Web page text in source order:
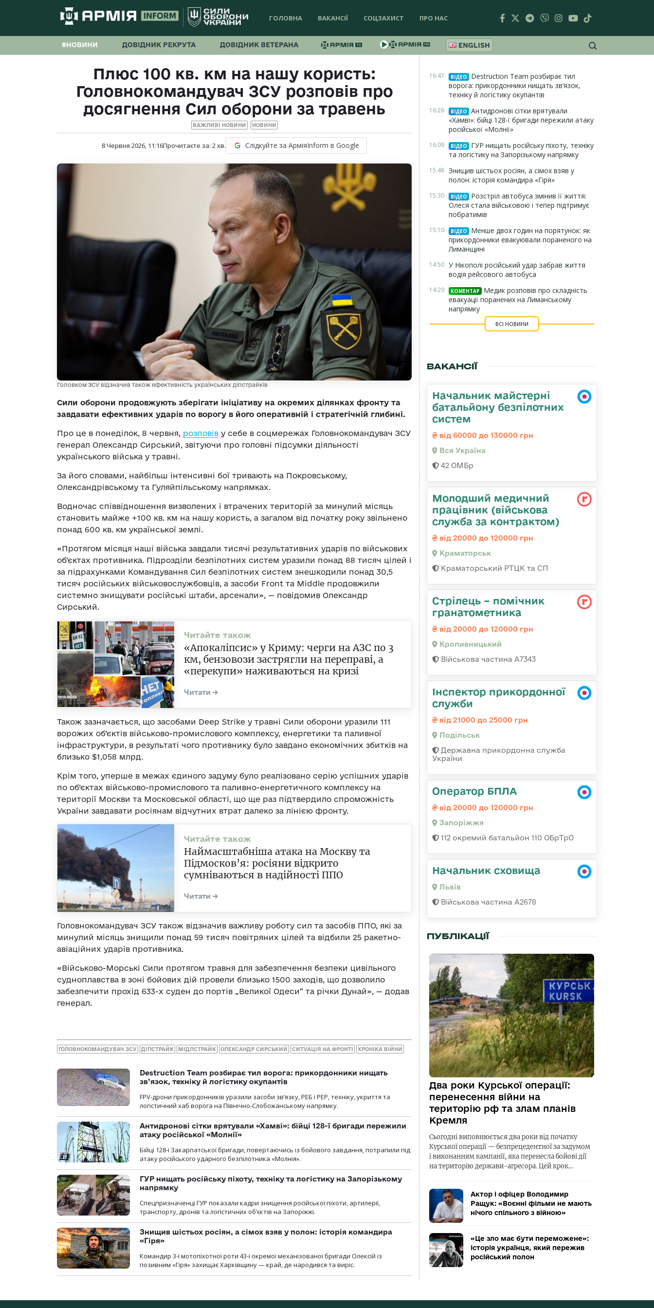
ГОЛОВНА ВАКАНСІЇ СОЦЗАХИСТ ПРО НАС
#НОВИНИ ДОВІДНИК РЕКРУТА ДОВІДНИК ВЕТЕРАНА ENGLISH
Плюс 100 кв. км на нашу користь:
Головнокомандувач ЗСУ розповів про
досягнення Сил оборони за травень
ВАЖЛИВІ НОВИНИ НОВИНИ
8 Червня 2026, 11:16Прочитаєте за: 2хв. Слідкуйте за АрміяInform в Google
Головком ЗСУ відзначив також ефективність українських діпстрайків
Сили оборони продовжують зберігати ініціативу на окремих ділянках фронту та
завдавати ефективних ударів по ворогу в його оперативній і стратегічній глибині.
Про це в понеділок, 8 червня, розповів у себе в соцмережах Головнокомандувач ЗСУ
генерал Олександр Сирський, звітуючи про головні підсумки діяльності
українського війська у травні.
За його словами, найбільш інтенсивні бої тривають на Покровському,
Олександрівському та Гуляйпільському напрямках.
Водночас співвідношення визволених і втрачених територій за минулий місяць
становить майже +100 кв. км на нашу користь, а загалом від початку року звільнено
понад 600 кв. км української землі.
«Протягом місяця наші війська завдали тисячі результативних ударів по військових
об’єктах противника. Підрозділи безпілотних систем уразили понад 88 тисяч цілей і
за підрахунками Командування Сил безпілотних систем знешкодили понад 30,5
тисяч російських військовослужбовців, а засоби Front та Middle продовжили
системно знищувати російські штаби, арсенали», — повідомив Олександр
Сирський.
«Апокаліпсис» у Криму: черги на АЗС по 3
км, бензовози застрягли на переправі, а
«перекупи» наживаються на кризі
Також зазначається, що засобами Deep Strike у травні Сили оборони уразили 111
ворожих об’єктів військово-промислового комплексу, енергетики та паливної
інфраструктури, в результаті чого противнику було завдано економічних збитків на
близько $1,058 млрд.
Крім того, уперше в межах єдиного задуму було реалізовано серію успішних ударів
по об’єктах військово-промислового та паливно-енергетичного комплексу на
території Москви та Московської області, що ще раз підтвердило спроможність
України завдавати росіянам відчутних втрат далеко за лінією фронту.
Наймасштабніша атака на Москву та
Підмосков’я: росіяни відкрито
сумніваються в надійності ППО
Головнокомандувач ЗСУ також відзначив важливу роботу сил та засобів ППО, які за
минулий місяць знищили понад 59 тисяч повітряних цілей та відбили 25 ракетно-
авіаційних ударів противника.
«Військово-Морські Сили протягом травня для забезпечення безпеки цивільного
судноплавства в зоні бойових дій провели близько 1500 заходів, що дозволило
забезпечити прохід 633-х суден до портів „Великої Одеси“ та річки Дунай», — додав
генерал.
ГОЛОВНОКОМАНДУВАЧ ЗСУ ДІПСТРАЙК МІДЛСТРАЙК ОЛЕКСАНДР СИРСЬКИЙ СИТУАЦІЯ НА ФРОНТІ ХРОНІКА ВІЙНИ
Destruction Team розбирає тил ворога: прикордонники нищать
зв’язок, техніку й логістику окупантів
FPV-дрони прикордонників уразили засоби зв’язку, РЕБ і РЕР, техніку, укриття та
логістичний хаб ворога на Північно-Слобожанському напрямку.
Антидронові сітки врятували «Хамві»: бійці 128-ї бригади пережили
атаку російської «Молнії»
Бійці 128-ї Закарпатської бригади, повертаючись із бойового завдання, потрапили під
атаку російського ударного безпілотника «Молнія».
ГУР нищать російську піхоту, техніку та логістику на Запорізькому
напрямку
Спецпризначенці ГУР показали кадри знищення російської піхоти, артилерії,
транспорту, дронів та логістичних об’єктів на Запоріжжі.
Знищив шістьох росіян, а сімох взяв у полон: історія командира
«Гіря»
Командир 3-ї мотопіхотної роти 43-ї окремої механізованої бригади Олексій із
позивним «Гіря» захищає Харківщину — край, де народився та виріс.
16:47 ВІДЕО
Destruction Team розбирає тил
ворога: прикордонники нищать зв’язок,
техніку й логістику окупантів
16:26 ВІДЕО
Антидронові сітки врятували
«Хамві»: бійці 128-ї бригади пережили атаку
російської «Молнії»
16:09 ВІДЕО
ГУР нищать російську піхоту, техніку
та логістику на Запорізькому напрямку
15:48 Знищив шістьох росіян, а сімох взяв у
полон: історія командира «Гіря»
15:30 ВІДЕО
Розстріл автобуса змінив її життя:
Олеся стала військовою і тепер підтримує
побратимів
15:10 ВІДЕО
Менше двох годин на порятунок: як
прикордонники евакуювали пораненого на
Лиманщині
14:50 У Нікополі російський удар забрав життя
водія рейсового автобуса
14:29 КОМЕНТАР
Медик розповів про складність
евакуації поранених на Лиманському
напрямку
ВСІ НОВИНИ
ВАКАНСІЇ
Начальник майстерні
батальйону безпілотних
систем
від 60000 до 130000 грн
Вся Україна
42 ОМБр
Молодший медичний
працівник (військова
служба за контрактом)
від 20000 до 120000 грн
Краматорськ
Краматорський РТЦК та СП
Стрілець – помічник
гранатометника
від 20000 до 120000 грн
Кропивницький
Військова частина А7343
Інспектор прикордонної
служби
від 21000 до 25000 грн
Подільськ
Державна прикордонна служба
України
Оператор БПЛА
від 20000 до 120000 грн
Запоріжжя
112 окремий батальйон 110 ОБрТрО
Начальник сховища
Львів
Військова частина А2678
ПУБЛІКАЦІЇ
Два роки Курської операції:
перенесення війни на
територію рф та злам планів
Кремля
Сьогодні виповнюється два роки від початку
Курської операції — безпрецедентної за задумом
і виконанням кампанії, яка перенесла бойові дії
на територію держави-агресора. Цей крок…
Актор і офіцер Володимир
Ращук: «Воєнні фільми не мають
нічого спільного з війною»
«Це зло має бути переможене»:
історія українця, який пережив
російський полон